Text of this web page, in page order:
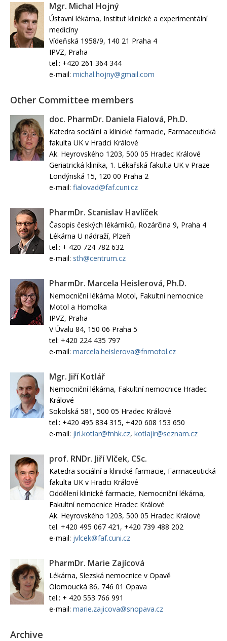
Mgr. Michal Hojný
Ústavní lékárna, Institut klinické a experimentální
medicíny
Vídeňská 1958/9, 140 21 Praha 4
IPVZ, Praha
tel.: +420 261 364 344
e-mail: michal.hojny@gmail.com
Other Committee members
doc. PharmDr. Daniela Fialová, Ph.D.
Katedra sociální a klinické farmacie, Farmaceutická
fakulta UK v Hradci Králové
Ak. Heyrovského 1203, 500 05 Hradec Králové
Geriatrická klinika, 1. Lékařská fakulta UK v Praze
Londýnská 15, 120 00 Praha 2
e-mail: fialovad@faf.cuni.cz
PharmDr. Stanislav Havlíček
Časopis českých lékárníků, Rozárčina 9, Praha 4
Lékárna U nádraží, Plzeň
tel.: + 420 724 782 632
e-mail: sth@centrum.cz
PharmDr. Marcela Heislerová, Ph.D.
Nemocniční lékárna Motol, Fakultní nemocnice
Motol a Homolka
IPVZ, Praha
V Úvalu 84, 150 06 Praha 5
tel: +420 224 435 797
e-mail: marcela.heislerova@fnmotol.cz
Mgr. Jiří Kotlář
Nemocniční lékárna, Fakultní nemocnice Hradec
Králové
Sokolská 581, 500 05 Hradec Králové
tel.: +420 495 834 315, +420 608 153 650
e-mail: jiri.kotlar@fnhk.cz, kotlajir@seznam.cz
prof. RNDr. Jiří Vlček, CSc.
Katedra sociální a klinické farmacie, Farmaceutická
fakulta UK v Hradci Králové
Oddělení klinické farmacie, Nemocniční lékárna,
Fakultní nemocnice Hradec Králové
Ak. Heyrovského 1203, 500 05 Hradec Králové
tel. +420 495 067 421, +420 739 488 202
e-mail: jvlcek@faf.cuni.cz
PharmDr. Marie Zajícová
Lékárna, Slezská nemocnice v Opavě
Olomoucká 86, 746 01 Opava
tel.: + 420 553 766 991
e-mail: marie.zajicova@snopava.cz
Archive